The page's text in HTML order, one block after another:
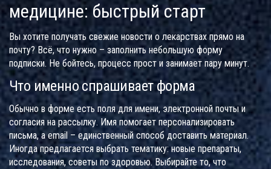
медицине: быстрый старт
Вы хотите получать свежие новости о лекарствах прямо на
почту? Всё, что нужно – заполнить небольшую форму
подписки. Не бойтесь, процесс прост и занимает пару минут.
Что именно спрашивает форма
Обычно в форме есть поля для имени, электронной почты и
согласия на рассылку. Имя помогает персонализировать
письма, а email – единственный способ доставить материал.
Иногда предлагается выбрать тематику: новые препараты,
исследования, советы по здоровью. Выбирайте то, что